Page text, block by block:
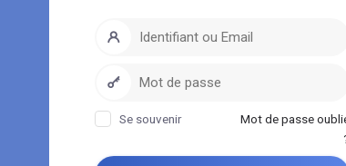
Se souvenir
Mot de passe